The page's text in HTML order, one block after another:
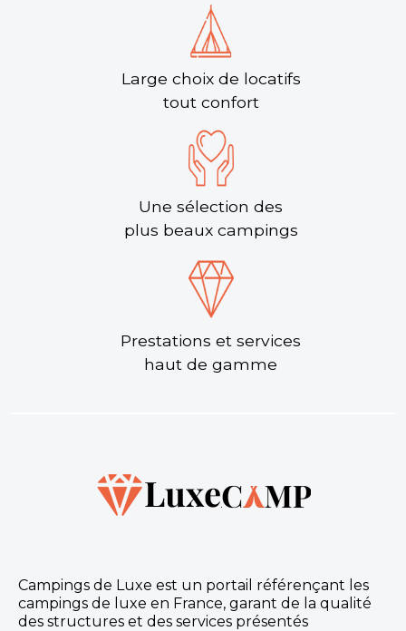
Large choix de locatifs
tout confort
Une sélection des
plus beaux campings
Prestations et services
haut de gamme
Campings de Luxe est un portail référençant les
campings de luxe en France, garant de la qualité
des structures et des services présentés